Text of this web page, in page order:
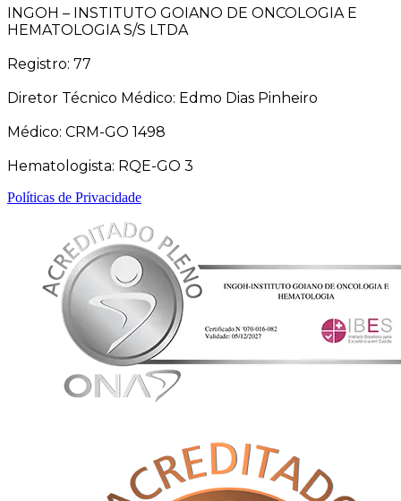
INGOH – INSTITUTO GOIANO DE ONCOLOGIA E
HEMATOLOGIA S/S LTDA
Registro: 77
Diretor Técnico Médico: Edmo Dias Pinheiro
Médico: CRM-GO 1498
Hematologista: RQE-GO 3
Políticas de Privacidade